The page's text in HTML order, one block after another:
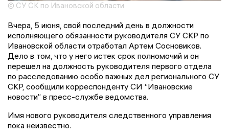
© СУ СК по Ивановской области
Вчера, 5 июня, свой последний день в должности
исполняющего обязанности руководителя СУ СКР по
Ивановской области отработал Артем Сосновиков.
Дело в том, что у него истек срок полномочий и он
перешел на должность руководителя первого отдела
по расследованию особо важных дел регионального СУ
СКР, сообщили корреспонденту СИ “Ивановские
новости” в пресс-службе ведомства.
Имя нового руководителя следственного управления
пока неизвестно.